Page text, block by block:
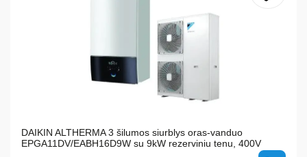
DAIKIN ALTHERMA 3 šilumos siurblys oras-vanduo
EPGA11DV/EABH16D9W su 9kW rezerviniu tenu, 400V